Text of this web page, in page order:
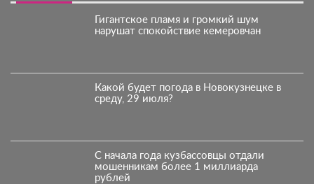
Гигантское пламя и громкий шум
нарушат спокойствие кемеровчан
Какой будет погода в Новокузнецке в
среду, 29 июля?
С начала года кузбассовцы отдали
мошенникам более 1 миллиарда
рублей